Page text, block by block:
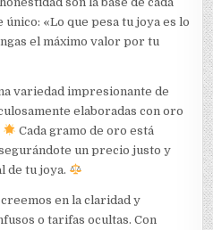
«Lo que pesa tu joya es lo
el máximo valor por tu
variedad impresionante de
elaboradas con oro
Cada gramo de oro está
un precio justo y
de tu joya.
creemos en la claridad y
o tarifas ocultas. Con